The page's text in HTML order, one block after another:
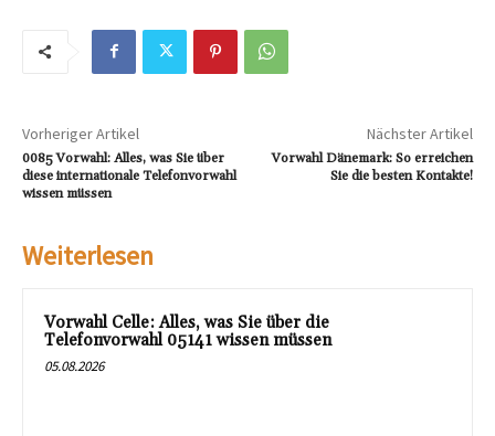
Vorheriger Artikel
0085 Vorwahl: Alles, was Sie über
diese internationale Telefonvorwahl
wissen müssen
Nächster Artikel
Vorwahl Dänemark: So erreichen
Sie die besten Kontakte!
Weiterlesen
Vorwahl Celle: Alles, was Sie über die
Telefonvorwahl 05141 wissen müssen
05.08.2026